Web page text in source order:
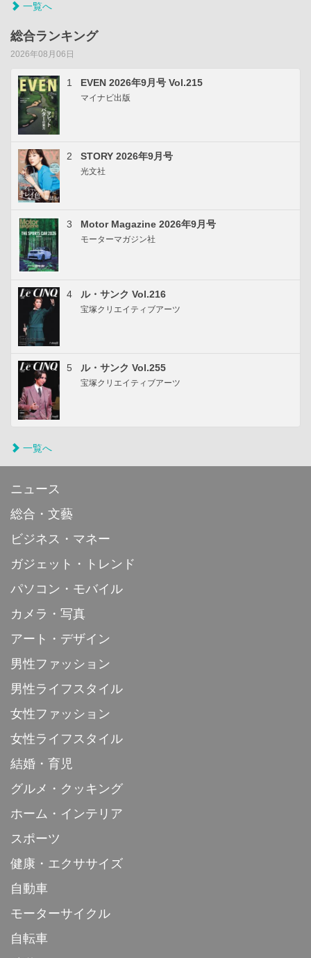
一覧へ
総合ランキング
2026年08月06日
1 EVEN 2026年9月号 Vol.215
マイナビ出版
2 STORY 2026年9月号
光文社
3 Motor Magazine 2026年9月号
モーターマガジン社
4 ル・サンク Vol.216
宝塚クリエイティブアーツ
5 ル・サンク Vol.255
宝塚クリエイティブアーツ
一覧へ
ニュース
総合・文藝
ビジネス・マネー
ガジェット・トレンド
パソコン・モバイル
カメラ・写真
アート・デザイン
男性ファッション
男性ライフスタイル
女性ファッション
女性ライフスタイル
結婚・育児
グルメ・クッキング
ホーム・インテリア
スポーツ
健康・エクササイズ
自動車
モーターサイクル
自転車